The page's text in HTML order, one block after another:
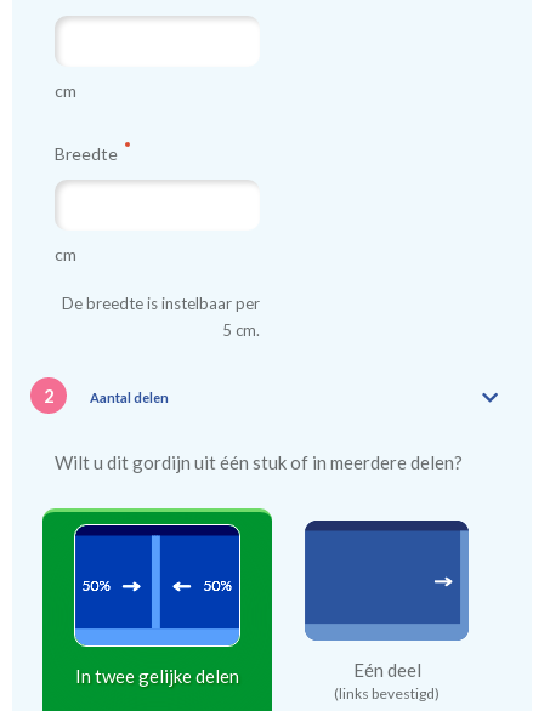
cm
Breedte
cm
De breedte is instelbaar per
5 cm.
2 Aantal delen
Wilt u dit gordijn uit één stuk of in meerdere delen?
In twee gelijke delen Eén deel
(links bevestigd)